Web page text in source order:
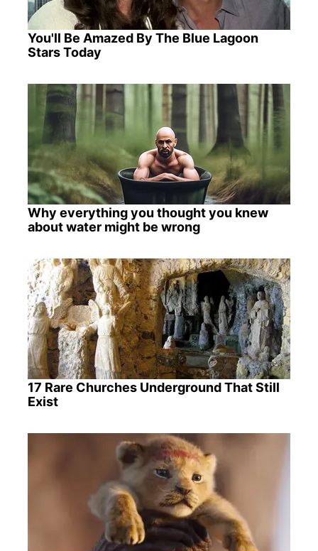
You'll Be Amazed By The Blue Lagoon
Stars Today
Why everything you thought you knew
about water might be wrong
17 Rare Churches Underground That Still
Exist